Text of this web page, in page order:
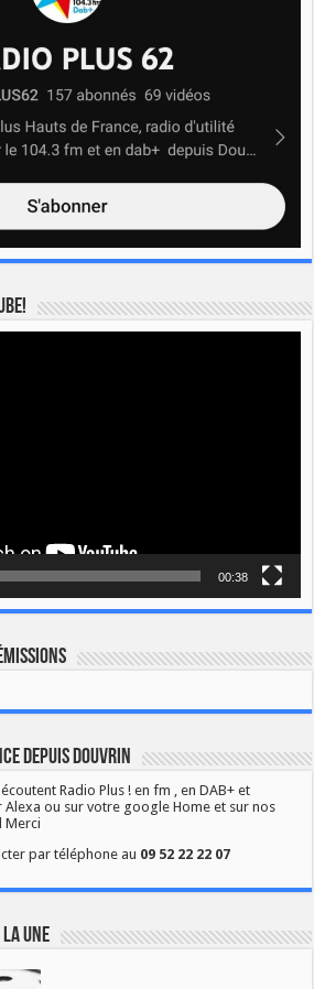
00:38
depuis Douvrin
écoutent Radio Plus ! en fm , en DAB+ et
Alexa ou sur votre google Home et sur nos
Merci
par téléphone au 09 52 22 22 07
une